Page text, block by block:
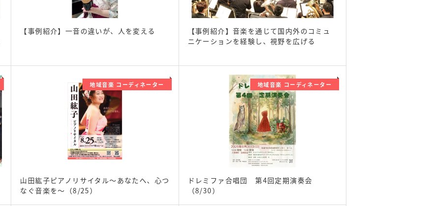
【事例紹介】一音の違いが、人を変える
【事例紹介】音楽を通じて国内外のコミュ
ニケーションを経験し、視野を広げる
地域音楽 コーディネーター
山田紘子ピアノリサイタル～あなたへ、心つ
なぐ音楽を～（8/25）
地域音楽 コーディネーター
ドレミファ合唱団 第4回定期演奏会
（8/30）